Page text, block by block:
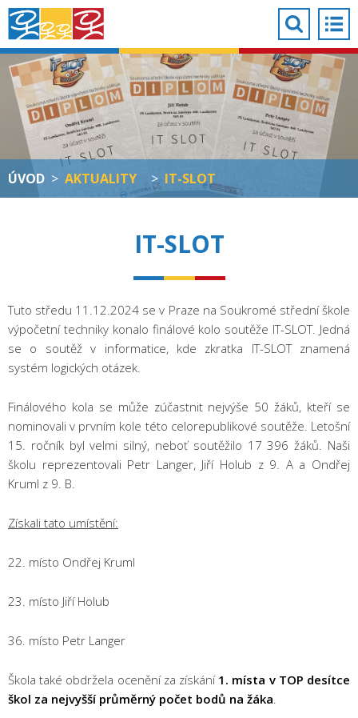
ÚVOD > AKTUALITY > IT-SLOT
IT-SLOT
Tuto středu 11.12.2024 se v Praze na Soukromé střední škole
výpočetní techniky konalo finálové kolo soutěže IT-SLOT. Jedná
se o soutěž v informatice, kde zkratka IT-SLOT znamená
systém logických otázek.
Finálového kola se může zúčastnit nejvýše 50 žáků, kteří se
nominovali v prvním kole této celorepublikové soutěže. Letošní
15. ročník byl velmi silný, neboť soutěžilo 17 396 žáků. Naši
školu reprezentovali Petr Langer, Jiří Holub z 9. A a Ondřej
Kruml z 9. B.
Získali tato umístění:
22. místo Ondřej Kruml
23. místo Jiří Holub
36. místo Petr Langer
Škola také obdržela ocenění za získání 1. místa v TOP desítce
škol za nejvyšší průměrný počet bodů na žáka.